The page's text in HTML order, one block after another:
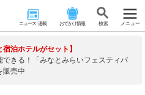
ニュース･連載 おでかけ情報 検 索 メニュー
宿泊ホテルがセット】
できる！「みなとみらいフェスティバ
販売中